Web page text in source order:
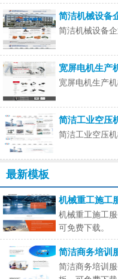
简洁机械设备
简洁机械设备
宽屏电机生产
宽屏电机生产
简洁工业空压
简洁工业空压
最新模板
机械重工施工
机械重工施工
可免费下载。
简洁商务培训
简洁商务培训